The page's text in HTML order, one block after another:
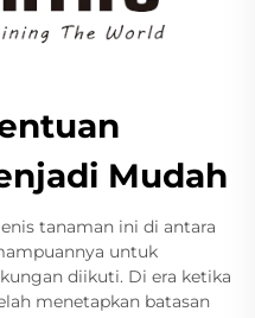
Mudah
tanaman ini di antara
untuk
diikuti. Di era ketika
menetapkan batasan